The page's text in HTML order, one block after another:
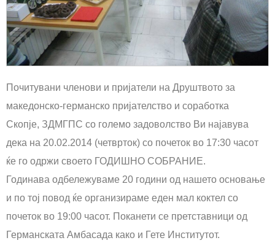
Почитувани членови и пријатели на Друштвото за
македонско-германско пријателство и соработка
Скопје, ЗДМГПС со големо задоволство Ви најавува
дека на 20.02.2014 (четврток) со почеток во 17:30 часот
ќе го одржи своето ГОДИШНО СОБРАНИЕ.
Годинава одбележуваме 20 години од нашето основање
и по тој повод ќе организираме еден мал коктел со
почеток во 19:00 часот. Поканети се претставници од
Германската Амбасада како и Гете Институтот.